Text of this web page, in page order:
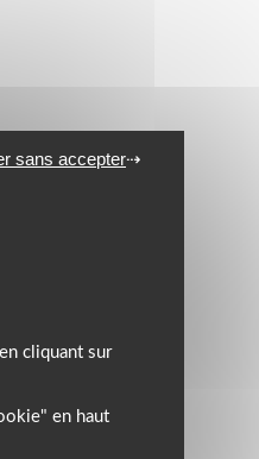
cliquant sur
en haut
sans accepter